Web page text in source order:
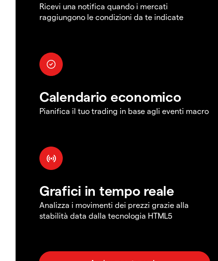
Ricevi una notifica quando i mercati
raggiungono le condizioni da te indicate
Calendario economico
Pianifica il tuo trading in base agli eventi macro
Grafici in tempo reale
Analizza i movimenti dei prezzi grazie alla
stabilità data dalla tecnologia HTML5